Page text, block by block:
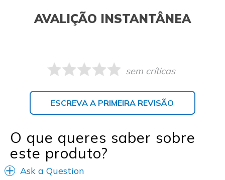
AVALIÇÃO INSTANTÂNEA
sem críticas
ESCREVA A PRIMEIRA REVISÃO
O que queres saber sobre
este produto?
Ask a Question